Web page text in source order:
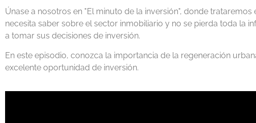
Únase a nosotros en "El minuto de la inversión", donde
necesita saber sobre el sector inmobiliario y no se pierda toda la
a tomar sus decisiones de inversión.
En este episodio, conozca la importancia de la regeneración
excelente oportunidad de inversión.